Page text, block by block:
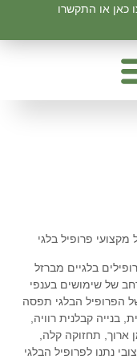
כאן או התקשרו
מקצועי פרופיל בלגי
בלגיים מברזל
של שימושים בענפי
הפרופיל הבלגי תפסה
בנייה קבלנית רוויה,
ארוך, תחזוקה קלה,
נתנו לפרופיל הבלגי